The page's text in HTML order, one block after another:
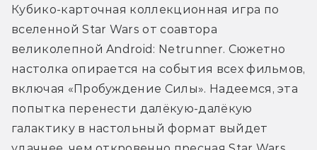
Кубико-карточная коллекционная игра по
вселенной Star Wars от соавтора
великолепной Android: Netrunner. Сюжетно
настолка опирается на события всех фильмов,
включая «Пробуждение Силы». Надеемся, эта
попытка перенести далёкую-далёкую
галактику в настольный формат выйдет